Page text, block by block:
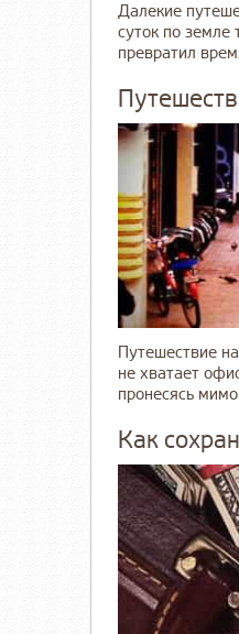
Далекие
суток по земле
превратил
Путешествие
не хватает
пронесясь
Как